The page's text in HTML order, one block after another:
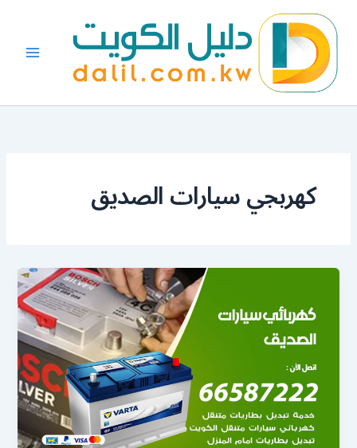
المحتوى
كهربجي سيارات الصديق